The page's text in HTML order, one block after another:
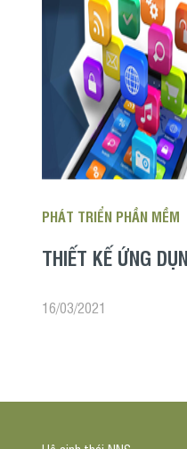
PHÁT TRIỂN PHẦN MỀM
THIẾT KẾ ỨNG
16/03/2021